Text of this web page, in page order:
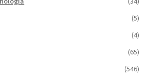
(5)
(4)
(65)
(546)